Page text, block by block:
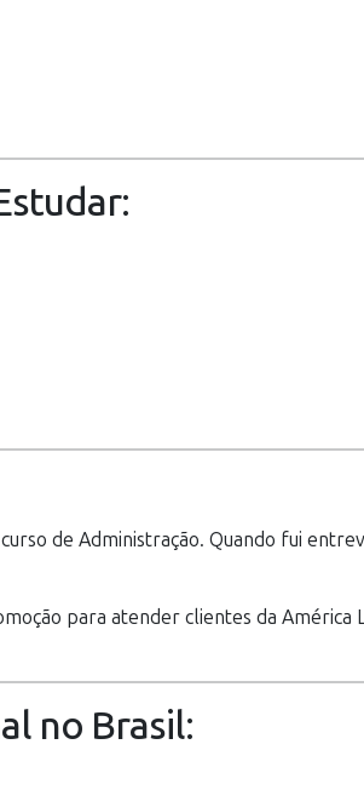
de Administração. Quando fui
para atender clientes da América
no Brasil: